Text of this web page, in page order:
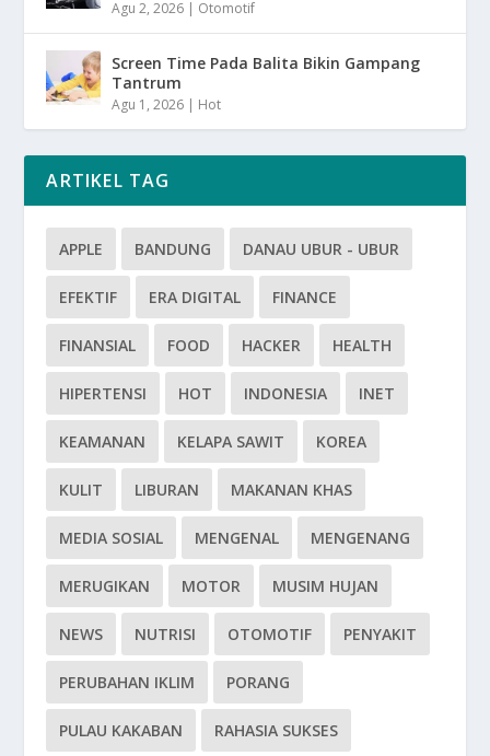
Agu 2, 2026 | Otomotif
Screen Time Pada Balita Bikin Gampang
Tantrum
Agu 1, 2026 | Hot
ARTIKEL TAG
APPLE BANDUNG DANAU UBUR - UBUR
EFEKTIF ERA DIGITAL FINANCE
FINANSIAL FOOD HACKER HEALTH
HIPERTENSI HOT INDONESIA INET
KEAMANAN KELAPA SAWIT KOREA
KULIT LIBURAN MAKANAN KHAS
MEDIA SOSIAL MENGENAL MENGENANG
MERUGIKAN MOTOR MUSIM HUJAN
NEWS NUTRISI OTOMOTIF PENYAKIT
PERUBAHAN IKLIM PORANG
PULAU KAKABAN RAHASIA SUKSES